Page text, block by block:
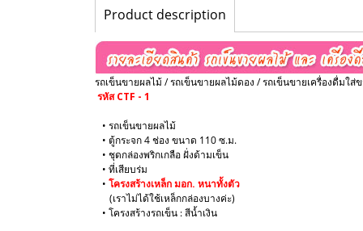
Product description
รถเข็นขายผลไม้ / รถเข็นขายผลไม้ดอง / รถเข็นขายเครื่องดื่มใส่
รหัส CTF - 1
• รถเข็นขายผลไม้
• ตู้กระจก 4 ช่อง ขนาด 110 ซ.ม.
• ชุดกล่องพริกเกลือ ฝั่งด้ามเข็น
• ที่เสียบร่ม
​• โครงสร้างเหล็ก มอก. หนาทั้งตัว
(เราไม่ได้ใช้เหล็กกล่องบางค่ะ)
​• โครงสร้างรถเข็น : สีน้ำเงิน